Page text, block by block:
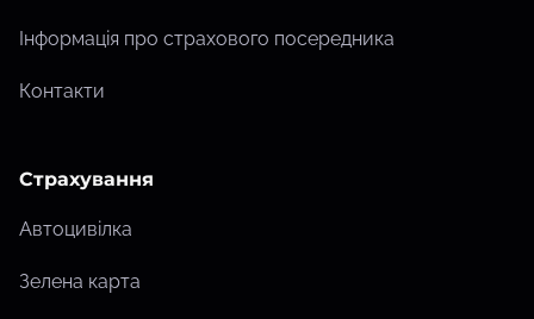
Інформація про страхового посередника
Контакти
Страхування
Автоцивілка
Зелена карта